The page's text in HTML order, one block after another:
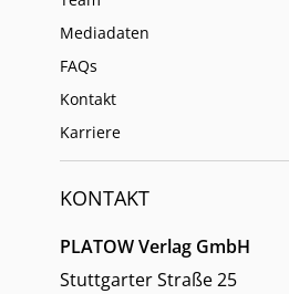
Mediadaten
FAQs
Kontakt
Karriere
KONTAKT
PLATOW Verlag GmbH
Stuttgarter Straße 25